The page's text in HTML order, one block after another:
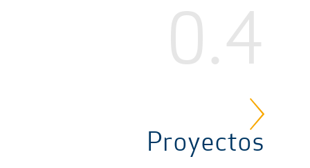
0.4
Proyectos